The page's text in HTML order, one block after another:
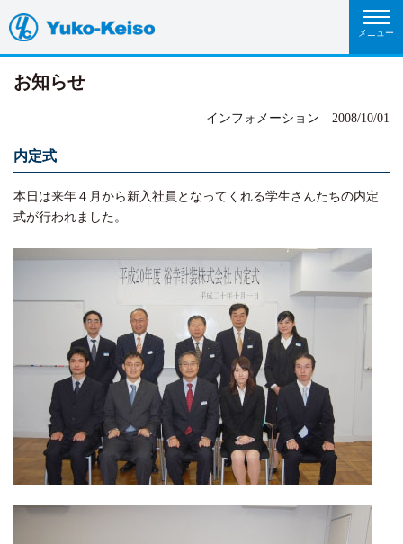
お知らせ
インフォメーション 2008/10/01
内定式
本日は来年４月から新入社員となってくれる学生さんたちの内定
式が行われました。